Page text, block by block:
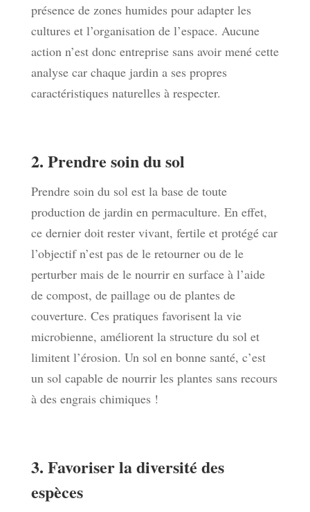
présence de zones humides pour adapter les
cultures et l’organisation de l’espace. Aucune
action n’est donc entreprise sans avoir mené cette
analyse car chaque jardin a ses propres
caractéristiques naturelles à respecter.
2. Prendre soin du sol
Prendre soin du sol est la base de toute
production de jardin en permaculture. En effet,
ce dernier doit rester vivant, fertile et protégé car
l’objectif n’est pas de le retourner ou de le
perturber mais de le nourrir en surface à l’aide
de compost, de paillage ou de plantes de
couverture. Ces pratiques favorisent la vie
microbienne, améliorent la structure du sol et
limitent l’érosion. Un sol en bonne santé, c’est
un sol capable de nourrir les plantes sans recours
à des engrais chimiques !
3. Favoriser la diversité des
espèces